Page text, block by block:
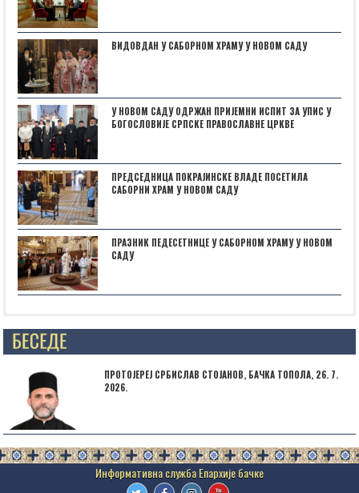
ВИДОВДАН У САБОРНОМ ХРАМУ У НОВОМ САДУ
У НОВОМ САДУ ОДРЖАН ПРИЈЕМНИ ИСПИТ ЗА УПИС У
БОГОСЛОВИЈЕ СРПСКЕ ПРАВОСЛАВНЕ ЦРКВЕ
ПРЕДСЕДНИЦА ПОКРАЈИНСКЕ ВЛАДЕ ПОСЕТИЛА
САБОРНИ ХРАМ У НОВОМ САДУ
ПРАЗНИК ПЕДЕСЕТНИЦЕ У САБОРНОМ ХРАМУ У НОВОМ
САДУ
Posts not found
ПРОТОЈЕРЕЈ СРБИСЛАВ СТОЈАНОВ, БАЧКА ТОПОЛА, 26. 7.
2026.